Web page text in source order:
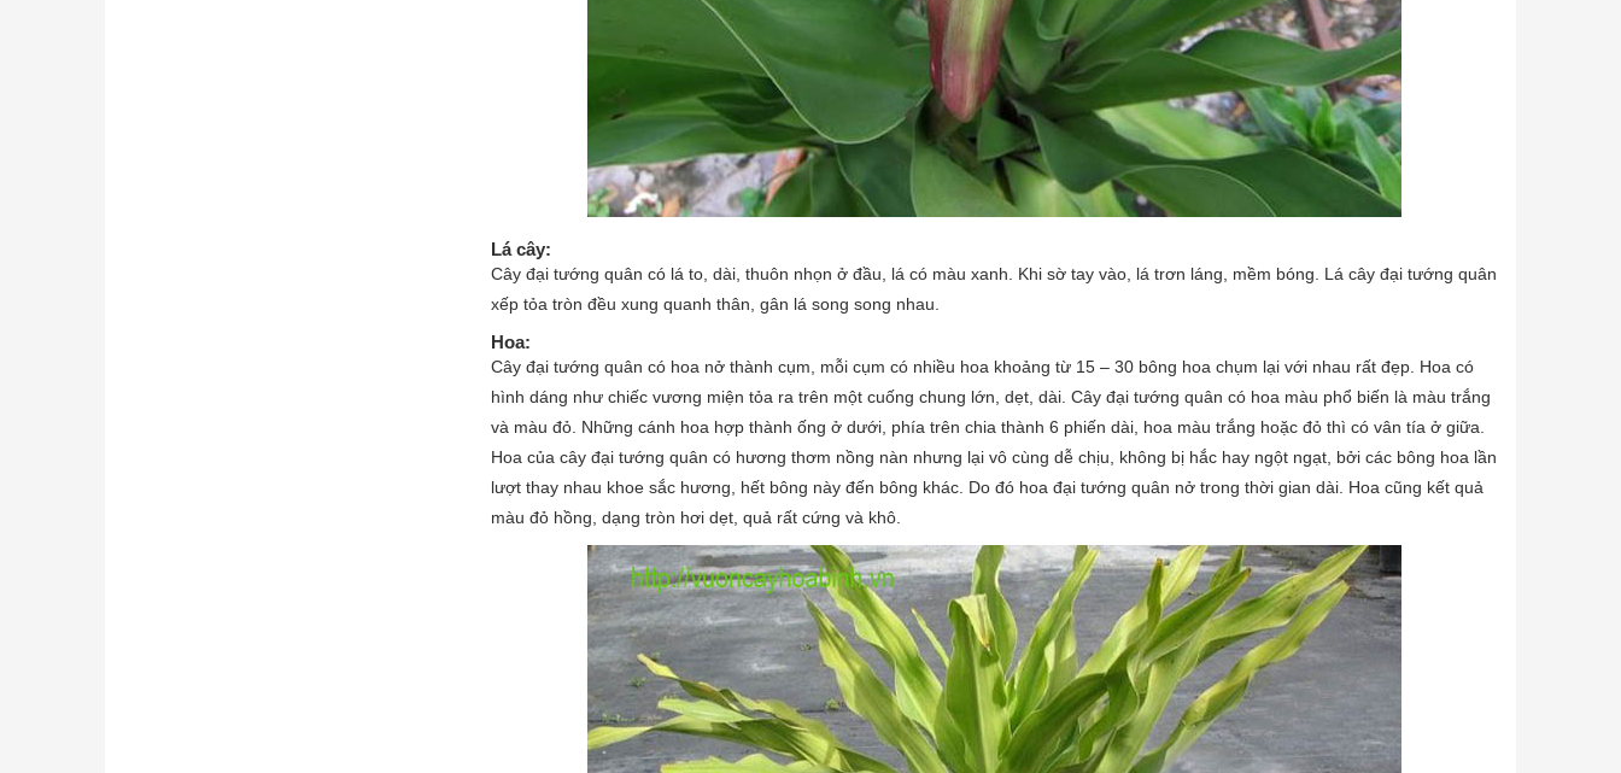
Lá cây:
Cây đại tướng quân có lá to, dài, thuôn nhọn ở đầu, lá có màu xanh. Khi sờ tay vào, lá trơn láng, mềm bóng. Lá cây đại tướng quân
xếp tỏa tròn đều xung quanh thân, gân lá song song nhau.
Hoa:
Cây đại tướng quân có hoa nở thành cụm, mỗi cụm có nhiều hoa khoảng từ 15 – 30 bông hoa chụm lại với nhau rất đẹp. Hoa có
hình dáng như chiếc vương miện tỏa ra trên một cuống chung lớn, dẹt, dài. Cây đại tướng quân có hoa màu phổ biến là màu trắng
và màu đỏ. Những cánh hoa hợp thành ống ở dưới, phía trên chia thành 6 phiến dài, hoa màu trắng hoặc đỏ thì có vân tía ở giữa.
Hoa của cây đại tướng quân có hương thơm nồng nàn nhưng lại vô cùng dễ chịu, không bị hắc hay ngột ngạt, bởi các bông hoa lần
lượt thay nhau khoe sắc hương, hết bông này đến bông khác. Do đó hoa đại tướng quân nở trong thời gian dài. Hoa cũng kết quả
màu đỏ hồng, dạng tròn hơi dẹt, quả rất cứng và khô.